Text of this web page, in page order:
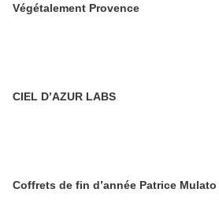
Végétalement Provence
CIEL D’AZUR LABS
Coffrets de fin d’année Patrice Mulato